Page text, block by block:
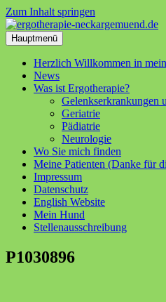
Zum Inhalt springen
Hauptmenü
Herzlich Willkommen in
News
Was ist Ergotherapie?
Gelenkserkrankungen
Geriatrie
Pädiatrie
Neurologie
Wo Sie mich finden
Meine Patienten (Danke für
Impressum
Datenschutz
English Website
Mein Hund
Stellenausschreibung
P1030896